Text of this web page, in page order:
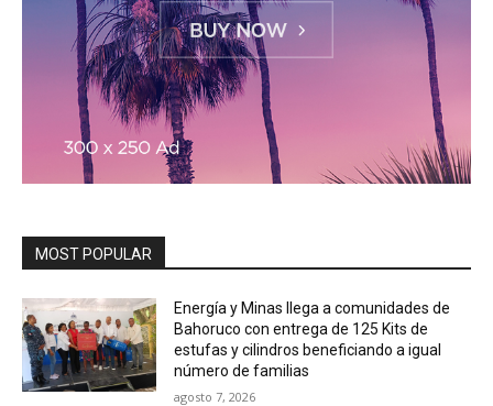
MOST POPULAR
Energía y Minas llega a comunidades de
Bahoruco con entrega de 125 Kits de
estufas y cilindros beneficiando a igual
número de familias
agosto 7, 2026